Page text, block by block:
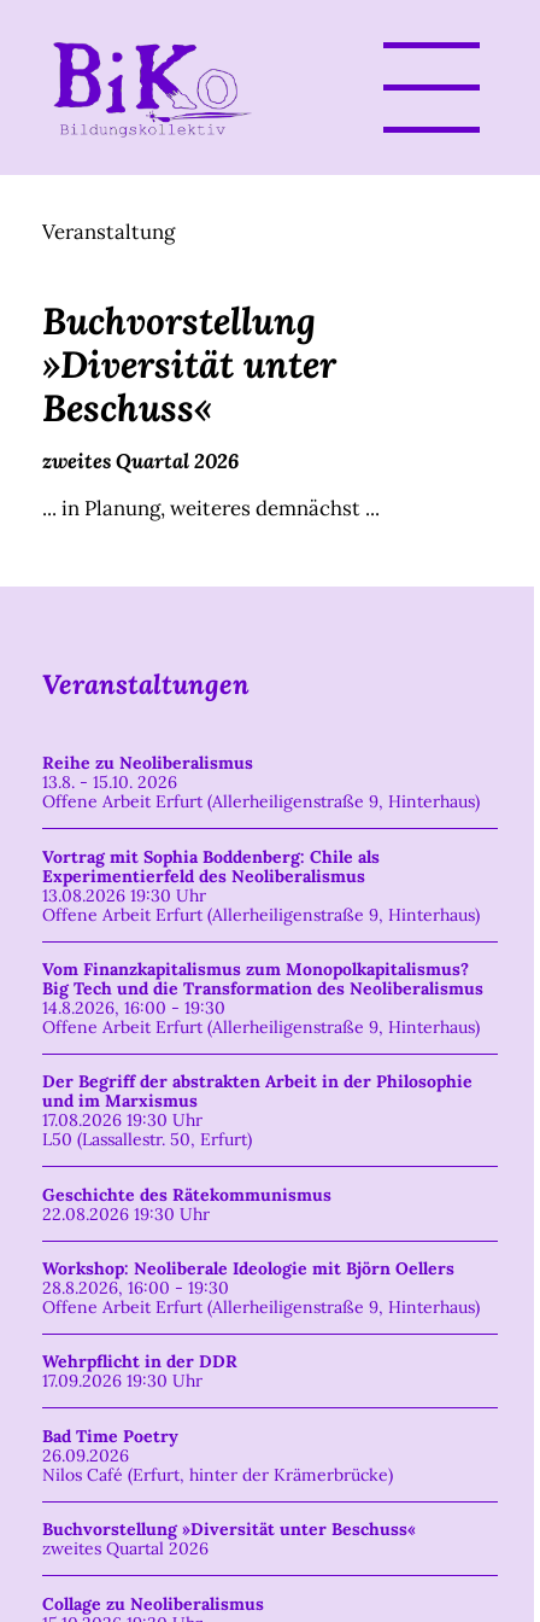
Veranstaltung
Buchvorstellung
»Diversität unter
Beschuss«
zweites Quartal 2026
... in Planung, weiteres demnächst ...
Veranstaltungen
Reihe zu Neoliberalismus
13.8. - 15.10. 2026
Offene Arbeit Erfurt (Allerheiligenstraße 9, Hinterhaus)
Vortrag mit Sophia Boddenberg: Chile als
Experimentierfeld des Neoliberalismus
13.08.2026 19:30 Uhr
Offene Arbeit Erfurt (Allerheiligenstraße 9, Hinterhaus)
Vom Finanzkapitalismus zum Monopolkapitalismus?
Big Tech und die Transformation des Neoliberalismus
14.8.2026, 16:00 - 19:30
Offene Arbeit Erfurt (Allerheiligenstraße 9, Hinterhaus)
Der Begriff der abstrakten Arbeit in der Philosophie
und im Marxismus
17.08.2026 19:30 Uhr
L50 (Lassallestr. 50, Erfurt)
Geschichte des Rätekommunismus
22.08.2026 19:30 Uhr
Workshop: Neoliberale Ideologie mit Björn Oellers
28.8.2026, 16:00 - 19:30
Offene Arbeit Erfurt (Allerheiligenstraße 9, Hinterhaus)
Wehrpflicht in der DDR
17.09.2026 19:30 Uhr
Bad Time Poetry
26.09.2026
Nilos Café (Erfurt, hinter der Krämerbrücke)
Buchvorstellung »Diversität unter Beschuss«
zweites Quartal 2026
Collage zu Neoliberalismus